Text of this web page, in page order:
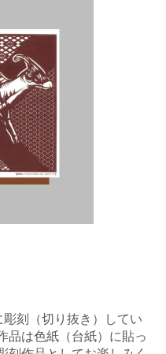
刻（切り抜き）してい
品は色紙（台紙）に貼っ